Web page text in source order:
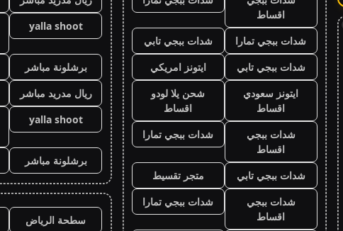
اقساط
شدات ببجي تمارا
شدات ببجي تابي
شدات ببجي تابي
ايتونز امريكي
ايتونز سعودي
اقساط
شحن يلا لودو
اقساط
شدات ببجي
اقساط
شدات ببجي تمارا
شدات ببجي تابي
متجر تقسيط
شدات ببجي
اقساط
شدات ببجي تمارا
yalla shoot
برشلونة مباشر
ريال مدريد مباشر
yalla shoot
برشلونة مباشر
سطحة الرياض